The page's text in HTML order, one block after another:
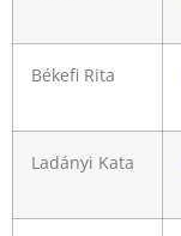
Békefi Rita
Ladányi Kata